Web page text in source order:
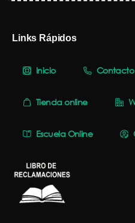
Links Rápidos
Inicio Contacto
Tienda online
Escuela Online